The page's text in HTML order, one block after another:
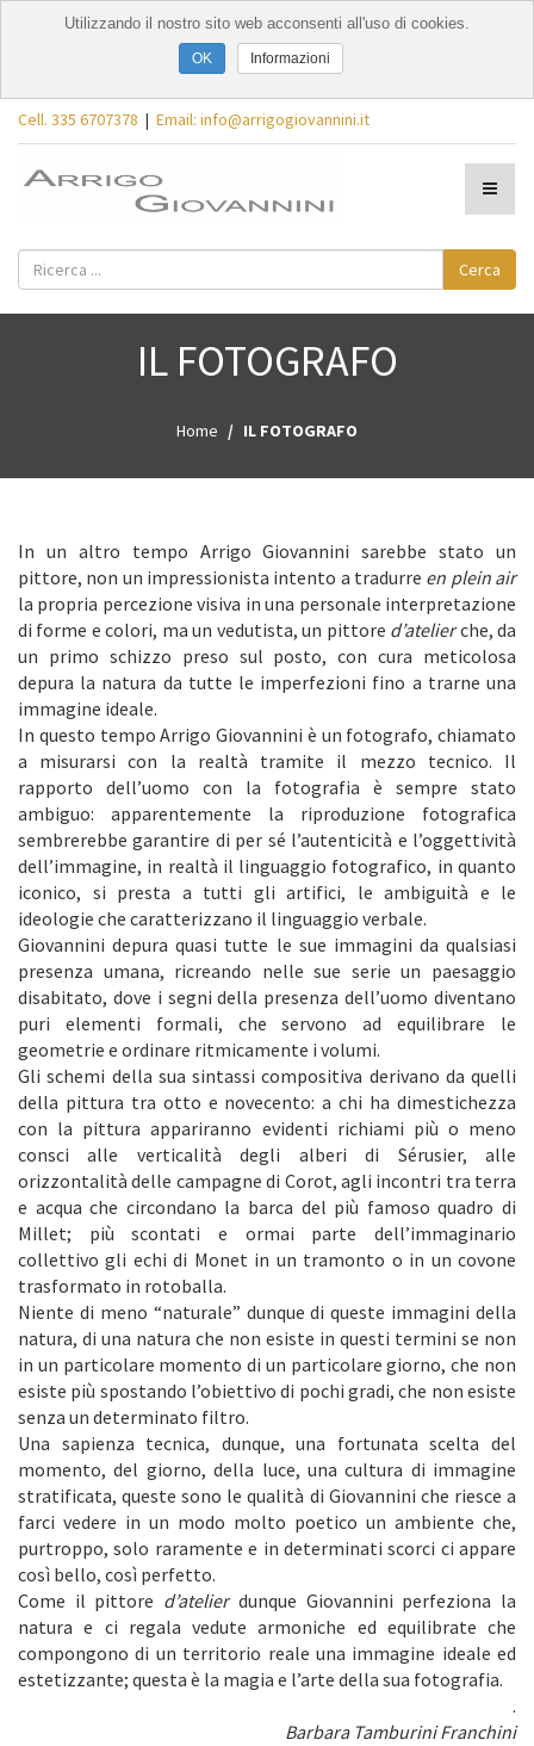
Cell. 335 6707378 | Email: info@arrigogiovannini.it
Cerca
IL FOTOGRAFO
Home IL FOTOGRAFO
In un altro tempo Arrigo Giovannini sarebbe stato un
pittore, non un impressionista intento a tradurre en plein air
la propria percezione visiva in una personale interpretazione
di forme e colori, ma un vedutista, un pittore d’atelierche, da
un primo schizzo preso sul posto, con cura meticolosa
depura la natura da tutte le imperfezioni fino a trarne una
immagine ideale.
In questo tempo Arrigo Giovannini è un fotografo, chiamato
a misurarsi con la realtà tramite il mezzo tecnico. Il
rapporto dell’uomo con la fotografia è sempre stato
ambiguo: apparentemente la riproduzione fotografica
sembrerebbe garantire di per sé l’autenticità e l’oggettività
dell’immagine, in realtà il linguaggio fotografico, in quanto
iconico, si presta a tutti gli artifici, le ambiguità e le
ideologie che caratterizzano il linguaggio verbale.
Giovannini depura quasi tutte le sue immagini da qualsiasi
presenza umana, ricreando nelle sue serie un paesaggio
disabitato, dove i segni della presenza dell’uomo diventano
puri elementi formali, che servono ad equilibrare le
geometrie e ordinare ritmicamente i volumi.
Gli schemi della sua sintassi compositiva derivano da quelli
della pittura tra otto e novecento: a chi ha dimestichezza
con la pittura appariranno evidenti richiami più o meno
consci alle verticalità degli alberi di Sérusier, alle
orizzontalità delle campagne di Corot, agli incontri tra terra
e acqua che circondano la barca del più famoso quadro di
Millet; più scontati e ormai parte dell’immaginario
collettivo gli echi di Monet in un tramonto o in un covone
trasformato in rotoballa.
Niente di meno “naturale” dunque di queste immagini della
natura, di una natura che non esiste in questi termini se non
in un particolare momento di un particolare giorno, che non
esiste più spostando l’obiettivo di pochi gradi, che non esiste
senza un determinato filtro.
Una sapienza tecnica, dunque, una fortunata scelta del
momento, del giorno, della luce, una cultura di immagine
stratificata, queste sono le qualità di Giovannini che riesce a
farci vedere in un modo molto poetico un ambiente che,
purtroppo, solo raramente e in determinati scorci ci appare
così bello, così perfetto.
Come il pittore d’atelierdunque Giovannini perfeziona la
natura e ci regala vedute armoniche ed equilibrate che
compongono di un territorio reale una immagine ideale ed
estetizzante; questa è la magia e l’arte della sua fotografia.
.
Barbara Tamburini Franchini
Utilizzando il nostro sito web acconsenti all'uso di cookies.
Informazioni